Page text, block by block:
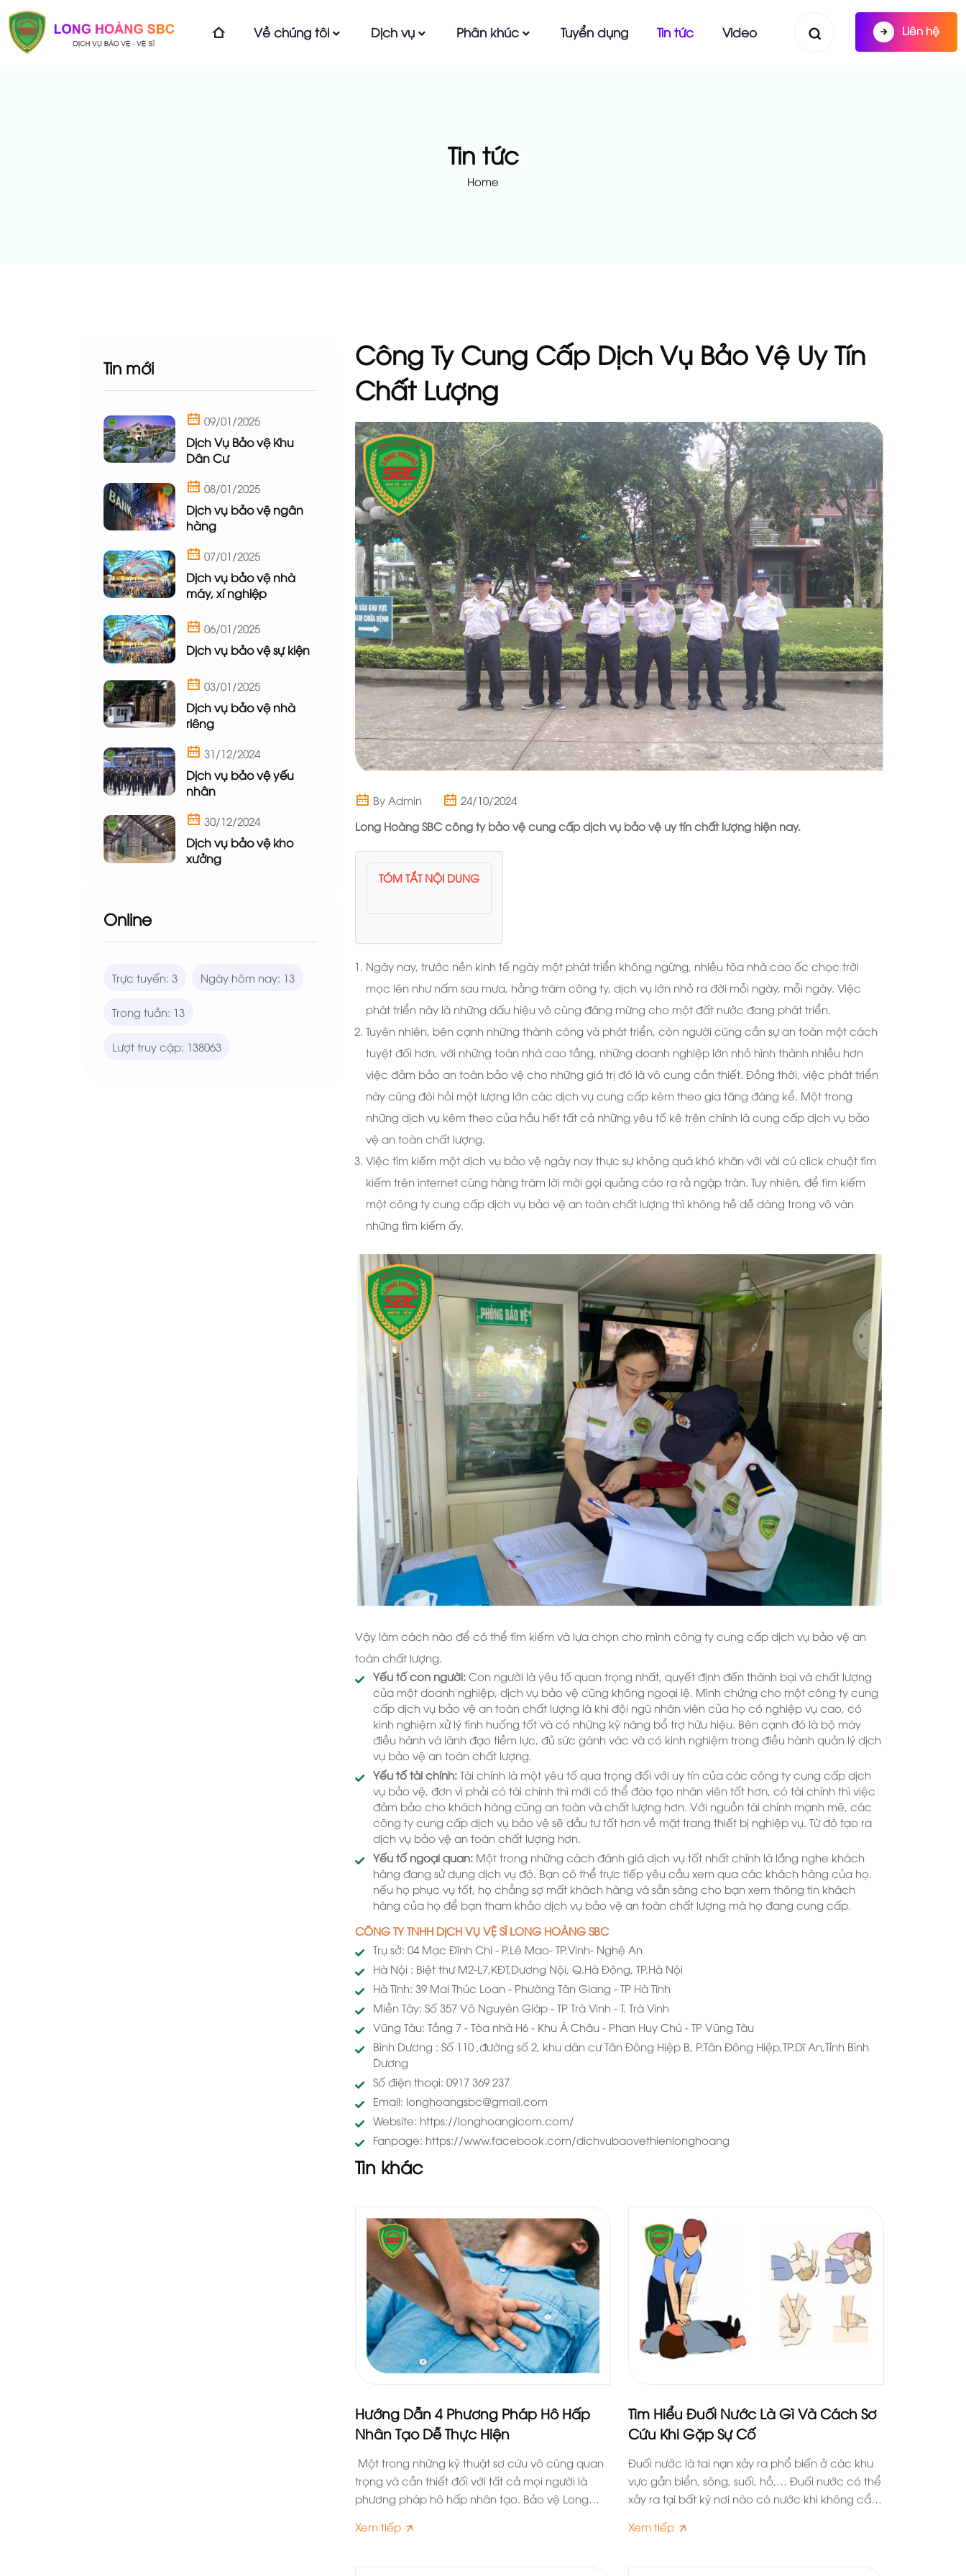
Về chúng tôi Dịch vụ Phân khúc Tuyển dụng Tin tức Video Liên hệ
Tin tức
Home
Tin mới
09/01/2025
Dịch Vụ Bảo vệ Khu
Dân Cư
08/01/2025
Dịch vụ bảo vệ ngân
hàng
07/01/2025
Dịch vụ bảo vệ nhà
máy, xí nghiệp
06/01/2025
Dịch vụ bảo vệ sự kiện
03/01/2025
Dịch vụ bảo vệ nhà
riêng
31/12/2024
Dịch vụ bảo vệ yếu
nhân
30/12/2024
Dịch vụ bảo vệ kho
xưởng
Online
Trực tuyến: 3 Ngày hôm nay: 13
Trong tuần: 13
Lượt truy cập: 138063
Công Ty Cung Cấp Dịch Vụ Bảo Vệ Uy Tín
Chất Lượng
By Admin
24/10/2024
Long Hoàng SBC công ty bảo vệ cung cấp dịch vụ bảo vệ uy tín chất lượng hiện nay.
TÓM TẮT NỘI DUNG
Ngày nay, trước nền kinh tế ngày một phát triển không ngừng, nhiều tòa nhà cao ốc chọc trời
mọc lên như nấm sau mưa, hằng trăm công ty, dịch vụ lớn nhỏ ra đời mỗi ngày, mỗi ngày. Việc
phát triển này là những dấu hiệu vô cùng đáng mừng cho một đất nước đang phát triển.
Tuyên nhiên, bên cạnh những thành công và phát triển, còn người cũng cần sự an toàn một cách
tuyệt đối hơn, với những toàn nhà cao tầng, những doanh nghiệp lớn nhỏ hình thành nhiều hơn
việc đảm bảo an toàn bảo vệ cho những giá trị đó là vô cung cần thiết. Đồng thời, việc phát triển
này cũng đòi hỏi một lượng lớn các dịch vụ cung cấp kèm theo gia tăng đáng kể. Một trong
những dịch vụ kèm theo của hầu hết tất cả những yêu tố kê trên chính là cung cấp dịch vụ bảo
vệ an toàn chất lượng.
Việc tìm kiếm một dịch vụ bảo vệ ngày nay thực sự không quá khó khăn với vài cú click chuột tìm
kiếm trên internet cùng hàng trăm lời mời gọi quảng cáo ra rả ngập tràn. Tuy nhiên, để tìm kiếm
một công ty cung cấp dịch vụ bảo vệ an toàn chất lượng thì không hề dễ dàng trong vô vàn
những tìm kiếm ấy.
Vậy làm cách nào để có thể tìm kiếm và lựa chọn cho mình công ty cung cấp dịch vụ bảo vệ an
toàn chất lượng.
Yếu tố con người: Con người là yêu tố quan trọng nhất, quyết định đến thành bại và chất lượng
của một doanh nghiệp, dịch vụ bảo vệ cũng không ngoại lệ. Mình chứng cho một công ty cung
cấp dịch vụ bảo vệ an toàn chất lượng là khi đội ngũ nhân viên của họ có nghiệp vụ cao, có
kinh nghiệm xử lý tình huống tốt và có những kỹ năng bổ trợ hữu hiệu. Bên cạnh đó là bộ máy
điều hành và lãnh đạo tiềm lực, đủ sức gánh vác và có kinh nghiệm trong điều hành quản lý dịch
vụ bảo vệ an toàn chất lượng.
Yếu tố tài chính: Tài chính là một yêu tố qua trọng đối với uy tín của các công ty cung cấp dịch
vụ bảo vệ, đơn vì phải có tài chính thì mới có thể đào tạo nhân viên tốt hơn, có tài chính thì việc
đảm bảo cho khách hàng cũng an toàn và chất lượng hơn. Với nguồn tài chính mạnh mẽ, các
công ty cung cấp dịch vụ bảo vệ sẽ dầu tư tốt hơn về mặt trang thiết bị nghiệp vụ. Từ đó tạo ra
dịch vụ bảo vệ an toàn chất lượng hơn.
Yếu tố ngoại quan: Một trong những cách đánh giá dịch vụ tốt nhất chính là lắng nghe khách
hàng đang sử dụng dịch vụ đó. Bạn có thể trực tiếp yêu cầu xem qua các khách hàng của họ.
nếu họ phục vụ tốt, họ chẳng sợ mất khách hàng và sẵn sàng cho bạn xem thông tin khách
hàng của họ để bạn tham khảo dịch vụ bảo vệ an toàn chất lượng mà họ đang cung cấp.
CÔNG TY TNHH DỊCH VỤ VỆ SĨ LONG HOÀNG SBC
Trụ sở: 04 Mạc Đĩnh Chi - P.Lê Mao- TP.Vinh- Nghệ An
Hà Nội : Biệt thư M2-L7,KĐT,Dương Nội, Q.Hà Đông, TP.Hà Nội
Hà Tĩnh: 39 Mai Thúc Loan - Phường Tân Giang - TP Hà Tĩnh
Miền Tây: Số 357 Võ Nguyên Giáp - TP Trà Vinh - T. Trà Vinh
Vũng Tàu: Tầng 7 - Tòa nhà H6 - Khu Á Châu - Phan Huy Chú - TP Vũng Tàu
Bình Dương : Số 110 ,đường số 2, khu dân cư Tân Đông Hiệp B, P.Tân Đông Hiệp,TP.Dĩ An,Tỉnh Bình
Dương
Số điện thoại: 0917 369 237
Email: longhoangsbc@gmail.com
Website: https://longhoangicom.com/
Fanpage: https://www.facebook.com/dichvubaovethienlonghoang
Tin khác
Hướng Dẫn 4 Phương Pháp Hô Hấp
Nhân Tạo Dễ Thực Hiện
Một trong những kỹ thuật sơ cứu vô cùng quan
trọng và cần thiết đối với tất cả mọi người là
phương pháp hô hấp nhân tạo. Bảo vệ Long
hấp nhân tạo chuẩn xác nhất.
Xem tiếp
Tìm Hiểu Đuối Nước Là Gì Và Cách Sơ
Cứu Khi Gặp Sự Cố
Đuối nước là tai nạn xảy ra phổ biến ở các khu
vực gần biển, sông, suối, hồ,… Đuối nước có thể
xảy ra tại bất kỳ nơi nào có nước khi không cẩn
hơn về tình trạng đuối nước trong nội dung dưới
Xem tiếp